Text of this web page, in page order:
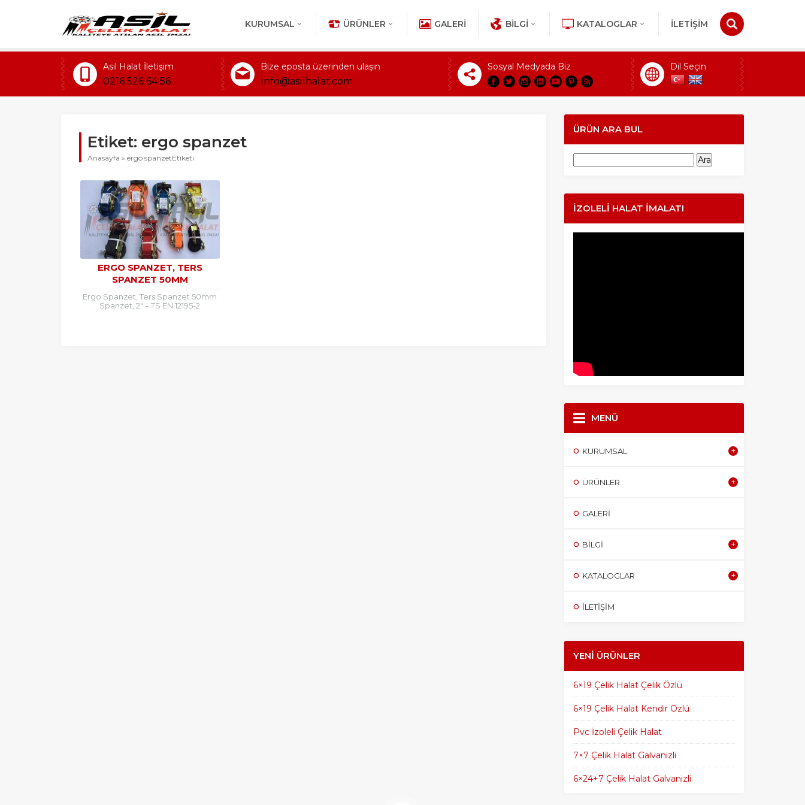
KURUMSAL ÜRÜNLER GALERI BILGI KATALOGLAR İLETİŞİM
Asil Halat İletişim
0216 526 64 56
Bize eposta üzerinden ulaşın
info@asilhalat.com
Sosyal Medyada Biz Dil Seçin
Etiket: ergo spanzet
Anasayfa » ergo spanzetEtiketi
ERGO SPANZET, TERS
SPANZET 50MM
Ergo Spanzet, Ters Spanzet 50mm
Spanzet, 2″ – TS EN 12195-2
ÜRÜN ARA BUL
İZOLELI HALAT İMALATI
MENÜ
KURUMSAL
ÜRÜNLER
GALERI
BILGI
KATALOGLAR
İLETİŞİM
YENI ÜRÜNLER
6×19 Çelik Halat Çelik Özlü
6×19 Çelik Halat Kendir Özlü
Pvc İzoleli Çelik Halat
7×7 Çelik Halat Galvanizli
6×24+7 Çelik Halat Galvanizli